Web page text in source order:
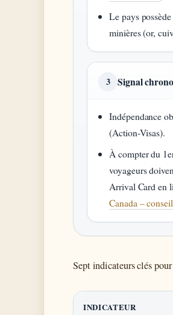
Le pays
minières (or,
3 Signal
Indépendance
(Action-Visas).
À compter du
voyageurs
Arrival Card en
Canada –
Sept indicateurs clés
INDICATEUR